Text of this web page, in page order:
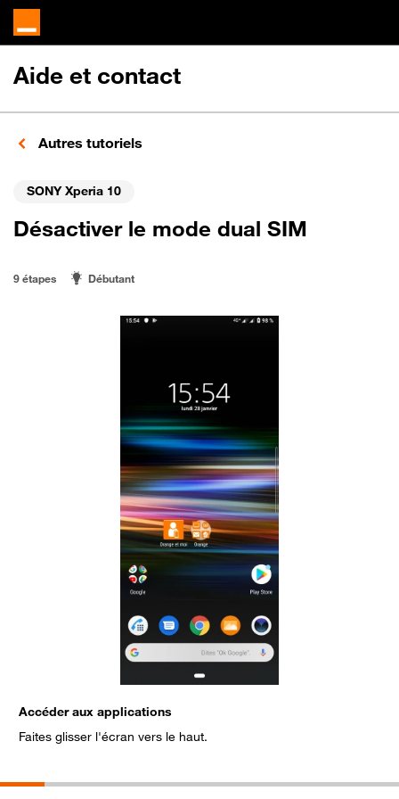
Aide et contact
Autres tutoriels
SONY Xperia 10
Désactiver le mode dual SIM
9 étapes Débutant
Accéder aux applications
Faites glisser l'écran vers le haut.